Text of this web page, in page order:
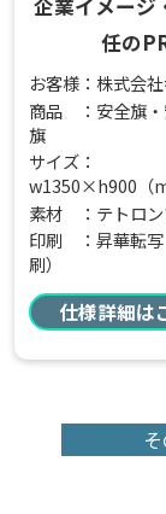
企業イメージ
任の
お客様：株式会
商品 ：安全旗・
旗
サイズ：
w1350×h900（
素材 ：テトロン
印刷 ：昇華転写
刷）
仕様詳細は